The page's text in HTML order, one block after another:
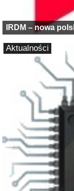
IRDM – nowa
Aktualności